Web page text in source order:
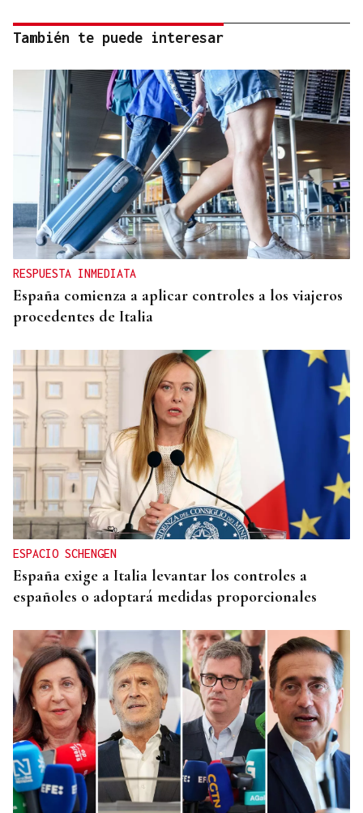
También te puede interesar
RESPUESTA INMEDIATA
España comienza a aplicar controles a los viajeros
procedentes de Italia
ESPACIO SCHENGEN
España exige a Italia levantar los controles a
españoles o adoptará medidas proporcionales